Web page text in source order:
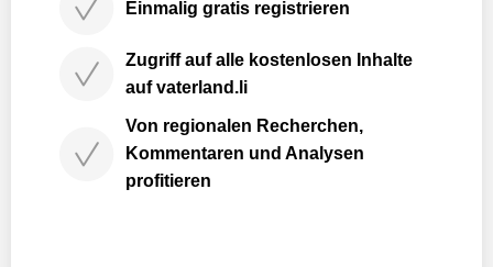
Einmalig gratis registrieren
Zugriff auf alle kostenlosen Inhalte
auf vaterland.li
Von regionalen Recherchen,
Kommentaren und Analysen
profitieren